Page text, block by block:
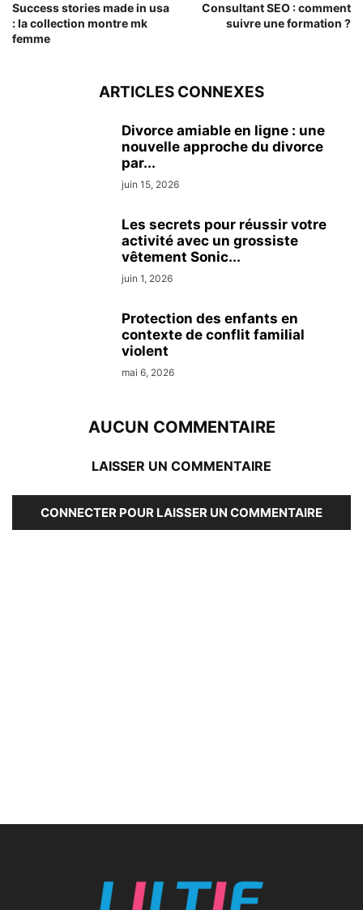
Success stories made in usa
: la collection montre mk
femme
Consultant SEO : comment
suivre une formation ?
ARTICLES CONNEXES
Divorce amiable en ligne : une
nouvelle approche du divorce
par...
juin 15, 2026
Les secrets pour réussir votre
activité avec un grossiste
vêtement Sonic...
juin 1, 2026
Protection des enfants en
contexte de conflit familial
violent
mai 6, 2026
AUCUN COMMENTAIRE
LAISSER UN COMMENTAIRE
CONNECTER POUR LAISSER UN COMMENTAIRE